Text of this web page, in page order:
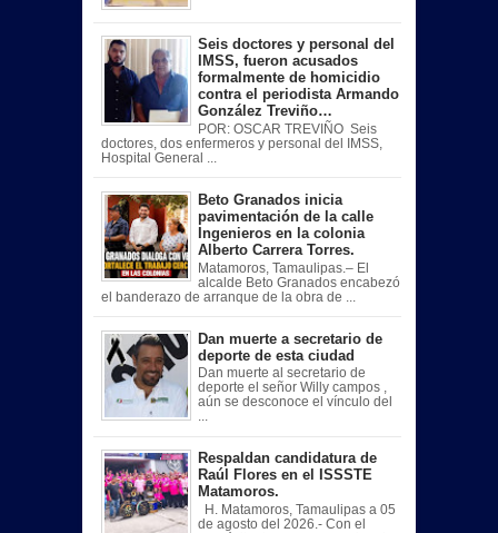
Seis doctores y personal del
IMSS, fueron acusados
formalmente de homicidio
contra el periodista Armando
González Treviño…
POR: OSCAR TREVIÑO Seis
doctores, dos enfermeros y personal del IMSS,
Hospital General ...
Beto Granados inicia
pavimentación de la calle
Ingenieros en la colonia
Alberto Carrera Torres.
Matamoros, Tamaulipas.– El
alcalde Beto Granados encabezó
el banderazo de arranque de la obra de ...
Dan muerte a secretario de
deporte de esta ciudad
Dan muerte al secretario de
deporte el señor Willy campos ,
aún se desconoce el vínculo del
Respaldan candidatura de
Raúl Flores en el ISSSTE
Matamoros.
H. Matamoros, Tamaulipas a 05
de agosto del 2026.- Con el